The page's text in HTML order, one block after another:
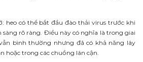
heo có thể bắt đầu đào thải virus trước khi
rõ ràng. Điều này có nghĩa là trong giai
bình thường nhưng đã có khả năng lây
hoặc trong các chuồng lân cận.